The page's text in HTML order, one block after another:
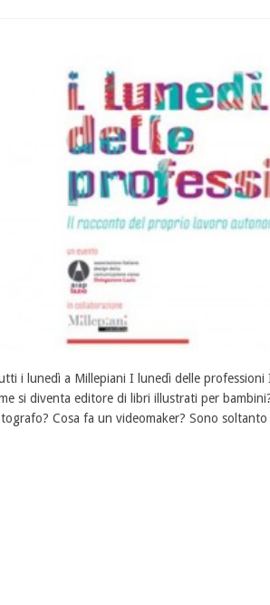
i lunedì a Millepiani I lunedì delle
si diventa editore di libri illustrati per
Cosa fa un videomaker? Sono